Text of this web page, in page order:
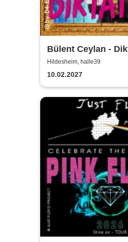
Bülent Ceylan -
Hildesheim, halle39
10.02.2027